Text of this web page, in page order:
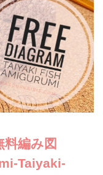
料編み図
Taiyaki-